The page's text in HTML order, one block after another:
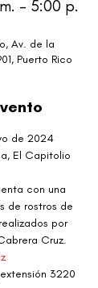
– 5:00 p.
Av. de la
Puerto Rico
de 2024
El Capitolio
con una
de rostros de
por
Cruz.
3220